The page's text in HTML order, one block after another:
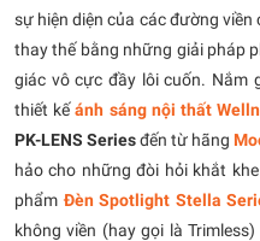
sự hiện diện của các đường
thay thế bằng những giải pháp
giác vô cực đầy lôi cuốn. Nắm
thiết kếánh sáng nội thất
PK-LENS Seriesđến từ hãng
hảo cho những đòi hỏi khắt
phẩm Đèn Spotlight Stella
không viền (hay gọi là